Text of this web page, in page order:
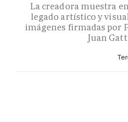
La creadora muestra
legado artístico y
imágenes firmadas por
Juan